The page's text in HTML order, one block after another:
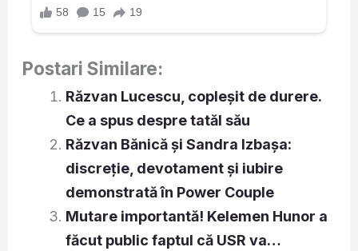
Postari Similare:
Răzvan Lucescu, copleșit de durere.
Ce a spus despre tatăl său
Răzvan Bănică și Sandra Izbașa:
discreție, devotament și iubire
demonstrată în Power Couple
Mutare importantă! Kelemen Hunor a
făcut public faptul că USR va…